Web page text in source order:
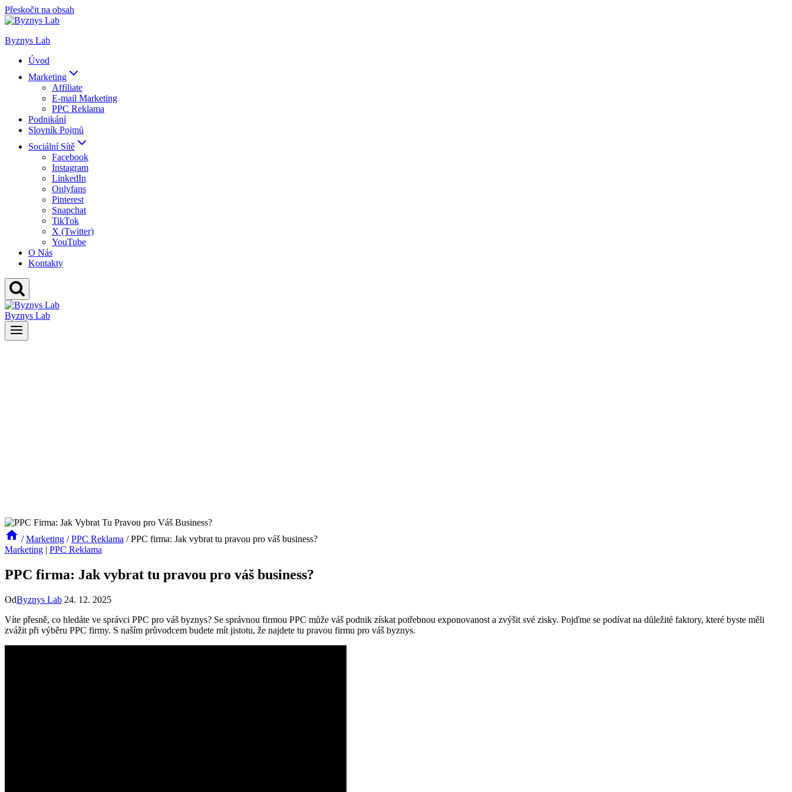
Přeskočit na obsah
Byznys Lab
Úvod
Marketing
Affiliate
E-mail Marketing
PPC Reklama
Podnikání
Slovník Pojmů
Sociální Sítě
Facebook
Instagram
LinkedIn
Onlyfans
Pinterest
Snapchat
TikTok
X (Twitter)
YouTube
O Nás
Kontakty
Byznys Lab
/ Marketing / PPC Reklama / PPC firma: Jak vybrat tu pravou pro váš business?
Marketing | PPC Reklama
PPC firma: Jak vybrat tu pravou pro váš business?
OdByznys Lab 24. 12. 2025
Víte přesně, co hledáte ve správci ⁤PPC pro váš byznys? Se správnou firmou ⁣PPC může⁣ váš podnik‍ získat potřebnou exponovanost a zvýšit své zisky.‍ Pojďme se‌ podívat na​ důležité ⁣faktory, které byste měli⁢
zvážit při výběru PPC firmy.⁢ S naším průvodcem budete mít​ jistotu, ​že najdete⁤ tu pravou ⁣firmu pro ⁤váš byznys.